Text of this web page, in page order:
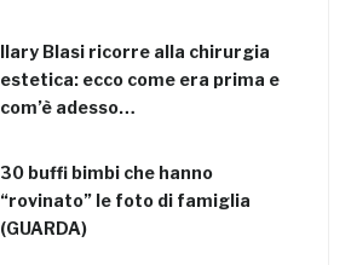
Ilary Blasi ricorre alla chirurgia
estetica: ecco come era prima e
com’è adesso…
30 buffi bimbi che hanno
“rovinato” le foto di famiglia
(GUARDA)